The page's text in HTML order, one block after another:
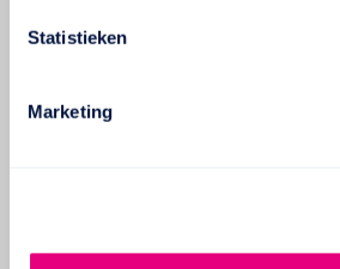
Statistieken
Marketing